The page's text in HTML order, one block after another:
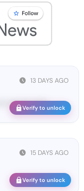
13 DAYS AGO
•••• •••• ••••••
Verify to unlock
15 DAYS AGO
Verify to unlock